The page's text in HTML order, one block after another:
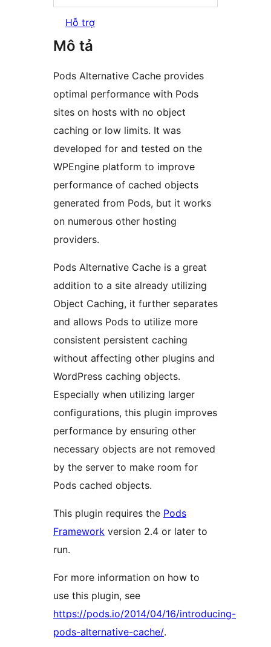
Hỗ trợ
Mô tả
Pods Alternative Cache provides
optimal performance with Pods
sites on hosts with no object
caching or low limits. It was
developed for and tested on the
WPEngine platform to improve
performance of cached objects
generated from Pods, but it works
on numerous other hosting
providers.
Pods Alternative Cache is a great
addition to a site already utilizing
Object Caching, it further separates
and allows Pods to utilize more
consistent persistent caching
without affecting other plugins and
WordPress caching objects.
Especially when utilizing larger
configurations, this plugin improves
performance by ensuring other
necessary objects are not removed
by the server to make room for
Pods cached objects.
This plugin requires the Pods
Framework version 2.4 or later to
run.
For more information on how to
use this plugin, see
https://pods.io/2014/04/16/introducing-
pods-alternative-cache/.